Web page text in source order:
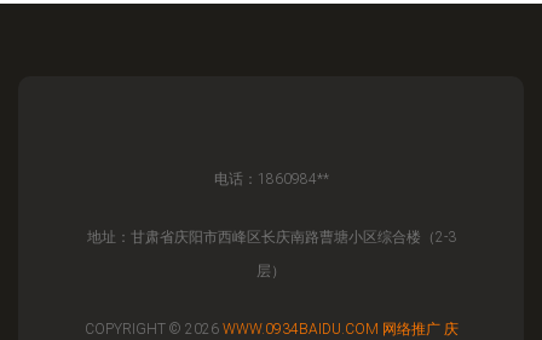
电话：1860984**
地址：甘肃省庆阳市西峰区长庆南路曹塘小区综合楼（2-3
层）
COPYRIGHT © 2026 WWW.0934BAIDU.COM 网络推广 庆